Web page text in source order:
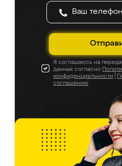
Я соглашаюсь на
данных согласно
конфиденциальности
соглашению